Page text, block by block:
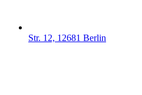
Str. 12, 12681 Berlin